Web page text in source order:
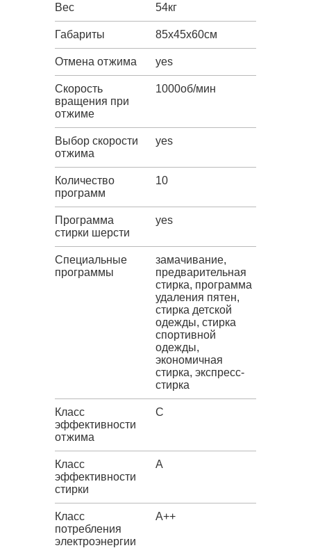
Вес 54кг
Габариты 85х45х60см
Отмена отжима yes
Скорость
вращения при
отжиме
1000об/мин
Выбор скорости
отжима
yes
Количество
программ
10
Программа
стирки шерсти
yes
Специальные
программы
замачивание,
предварительная
стирка, программа
удаления пятен,
стирка детской
одежды, стирка
спортивной
одежды,
экономичная
стирка, экспресс-
стирка
Класс
эффективности
отжима
C
Класс
эффективности
стирки
A
Класс
потребления
электроэнергии
A++